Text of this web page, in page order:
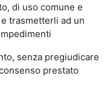
di uso comune e
trasmetterli ad un
senza pregiudicare
prestato